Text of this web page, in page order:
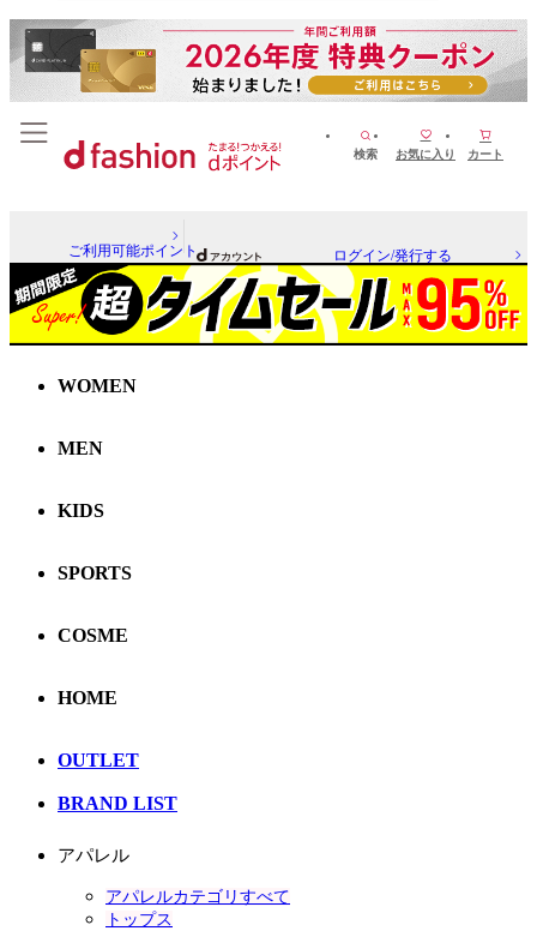
検索 お気に入り カート
ご利用可能ポイント ログイン/発行する
WOMEN
MEN
KIDS
SPORTS
COSME
HOME
OUTLET
BRAND LIST
アパレル
アパレルカテゴリすべて
トップス